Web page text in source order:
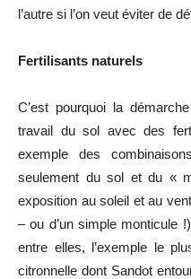
l’autre si l’on veut éviter de
Fertilisants naturels
C’est pourquoi la
travail du sol avec des
exemple des
seulement du sol et du «
exposition au soleil et au
– ou d’un simple monticule
entre elles, l’exemple le
citronnelle dont Sandot